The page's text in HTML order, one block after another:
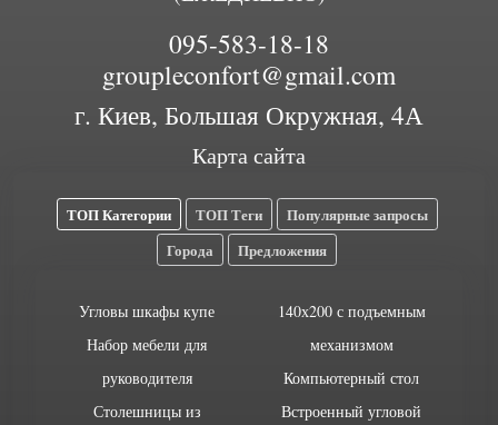
095-583-18-18
groupleconfort@gmail.com
г. Киев, Большая Окружная, 4А
Карта сайта
ТОП Категории ТОП Теги
Популярные запросы
Города
Предложения
Угловы шкафы купе
Набор мебели для
руководителя
Столешницы из
140х200 с подъемным
механизмом
Компьютерный стол
Встроенный угловой